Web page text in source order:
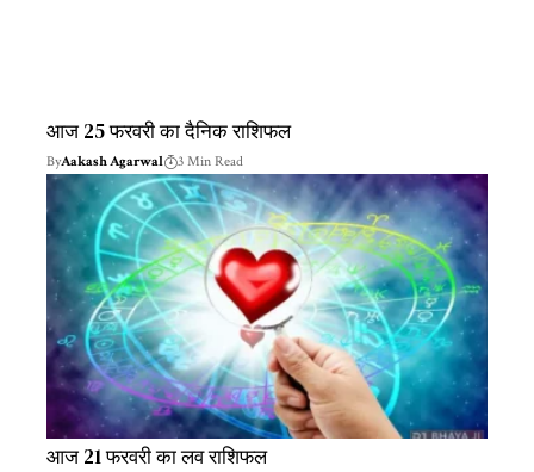
आज 25 फरवरी का दैनिक राशिफल
ByAakash Agarwal 3 Min Read
आज 21 फरवरी का लव राशिफल